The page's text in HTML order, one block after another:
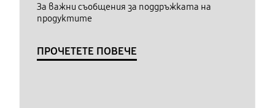
За важни съобщения за поддръжката на
продуктите
ПРОЧЕТЕТЕ ПОВЕЧЕ